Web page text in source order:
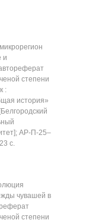
и
степени
:
история»
АР-П-25‒
с.
чувашей в
степени